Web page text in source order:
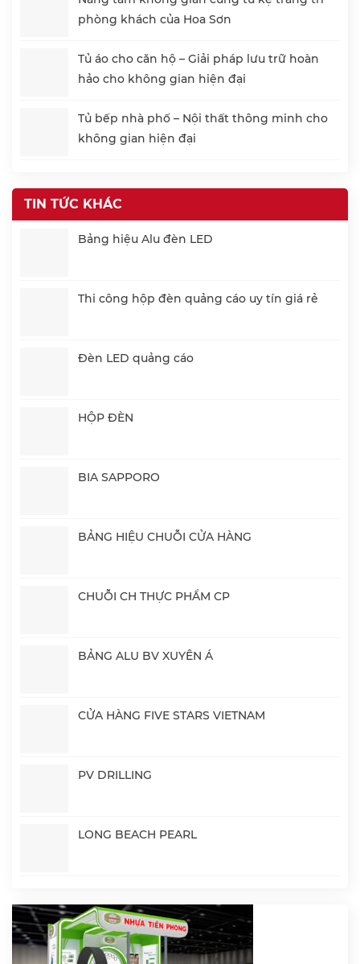
phòng khách của Hoa Sơn
Tủ áo cho căn hộ – Giải pháp lưu trữ hoàn
hảo cho không gian hiện đại
Tủ bếp nhà phố – Nội thất thông minh cho
không gian hiện đại
TIN TỨC KHÁC
Bảng hiệu Alu đèn LED
Thi công hộp đèn quảng cáo uy tín giá rẻ
Đèn LED quảng cáo
HỘP ĐÈN
BIA SAPPORO
BẢNG HIỆU CHUỖI CỬA HÀNG
CHUỖI CH THỰC PHẨM CP
BẢNG ALU BV XUYÊN Á
CỬA HÀNG FIVE STARS VIETNAM
PV DRILLING
LONG BEACH PEARL